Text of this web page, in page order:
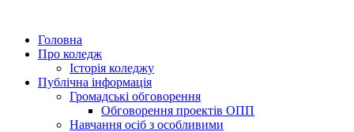
Головна
Про коледж
Історія коледжу
Публічна інформація
Громадські обговорення
Обговорення проектів ОПП
Навчання осіб з особливими